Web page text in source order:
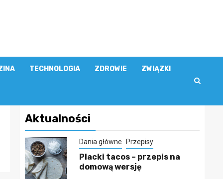
TECHNOLOGIA ZDROWIE ZWIĄZKI
Aktualności
Dania główne Przepisy
Placki tacos – przepis na
domową wersję